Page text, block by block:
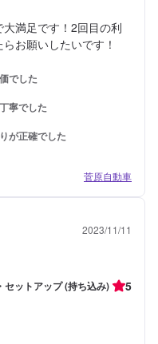
満足です！2回目の利
お願いしたいです！
でした
寧でした
が正確でした
菅原自動車
2023/11/11
セットアップ (持ち込み) 5